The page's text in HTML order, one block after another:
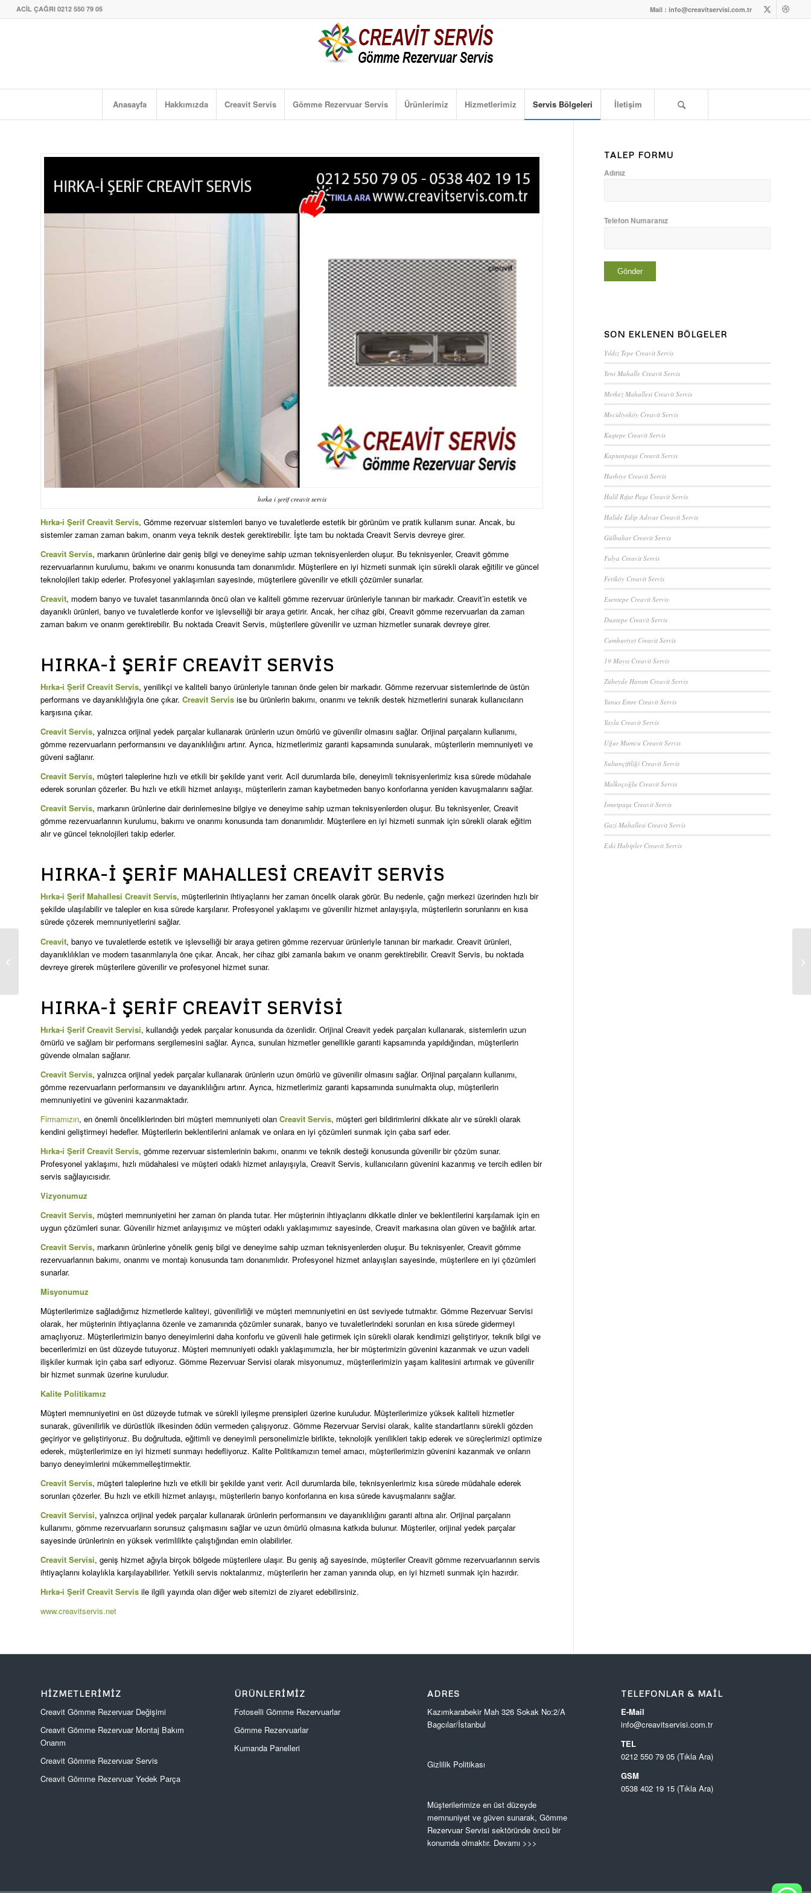
Mail : info@creavitservisi.com.tr
ACİL ÇAĞRI 0212 550 79 05
Anasayfa Hakkımızda Creavit Servis Gömme Rezervuar Servis Ürünlerimiz Hizmetlerimiz Servis Bölgeleri İletişim
hırka i şerif creavit servis
Hırka-i Şerif Creavit Servis, Gömme rezervuar sistemleri banyo ve tuvaletlerde estetik bir görünüm ve pratik kullanım sunar. Ancak, bu
sistemler zaman zaman bakım, onarım veya teknik destek gerektirebilir. İşte tam bu noktada Creavit Servis devreye girer.
Creavit Servis, markanın ürünlerine dair geniş bilgi ve deneyime sahip uzman teknisyenlerden oluşur. Bu teknisyenler, Creavit gömme
rezervuarlarının kurulumu, bakımı ve onarımı konusunda tam donanımlıdır. Müşterilere en iyi hizmeti sunmak için sürekli olarak eğitilir ve güncel
teknolojileri takip ederler. Profesyonel yaklaşımları sayesinde, müşterilere güvenilir ve etkili çözümler sunarlar.
Creavit, modern banyo ve tuvalet tasarımlarında öncü olan ve kaliteli gömme rezervuar ürünleriyle tanınan bir markadır. Creavit’in estetik ve
dayanıklı ürünleri, banyo ve tuvaletlerde konfor ve işlevselliği bir araya getirir. Ancak, her cihaz gibi, Creavit gömme rezervuarları da zaman
zaman bakım ve onarım gerektirebilir. Bu noktada Creavit Servis, müşterilere güvenilir ve uzman hizmetler sunarak devreye girer.
HIRKA-I ŞERIF CREAVIT SERVIS
Hırka-i Şerif Creavit Servis, yenilikçi ve kaliteli banyo ürünleriyle tanınan önde gelen bir markadır. Gömme rezervuar sistemlerinde de üstün
performans ve dayanıklılığıyla öne çıkar. Creavit Servis ise bu ürünlerin bakımı, onarımı ve teknik destek hizmetlerini sunarak kullanıcıların
karşısına çıkar.
Creavit Servis, yalnızca orijinal yedek parçalar kullanarak ürünlerin uzun ömürlü ve güvenilir olmasını sağlar. Orijinal parçaların kullanımı,
gömme rezervuarların performansını ve dayanıklılığını artırır. Ayrıca, hizmetlerimiz garanti kapsamında sunularak, müşterilerin memnuniyeti ve
güveni sağlanır.
Creavit Servis, müşteri taleplerine hızlı ve etkili bir şekilde yanıt verir. Acil durumlarda bile, deneyimli teknisyenlerimiz kısa sürede müdahale
ederek sorunları çözerler. Bu hızlı ve etkili hizmet anlayışı, müşterilerin zaman kaybetmeden banyo konforlarına yeniden kavuşmalarını sağlar.
Creavit Servis, markanın ürünlerine dair derinlemesine bilgiye ve deneyime sahip uzman teknisyenlerden oluşur. Bu teknisyenler, Creavit
gömme rezervuarlarının kurulumu, bakımı ve onarımı konusunda tam donanımlıdır. Müşterilere en iyi hizmeti sunmak için sürekli olarak eğitim
alır ve güncel teknolojileri takip ederler.
HIRKA-I ŞERIF MAHALLESI CREAVIT SERVIS
Hırka-i Şerif Mahallesi Creavit Servis, müşterilerinin ihtiyaçlarını her zaman öncelik olarak görür. Bu nedenle, çağrı merkezi üzerinden hızlı bir
şekilde ulaşılabilir ve talepler en kısa sürede karşılanır. Profesyonel yaklaşımı ve güvenilir hizmet anlayışıyla, müşterilerin sorunlarını en kısa
sürede çözerek memnuniyetlerini sağlar.
Creavit, banyo ve tuvaletlerde estetik ve işlevselliği bir araya getiren gömme rezervuar ürünleriyle tanınan bir markadır. Creavit ürünleri,
dayanıklılıkları ve modern tasarımlarıyla öne çıkar. Ancak, her cihaz gibi zamanla bakım ve onarım gerektirebilir. Creavit Servis, bu noktada
devreye girerek müşterilere güvenilir ve profesyonel hizmet sunar.
HIRKA-I ŞERIF CREAVIT SERVISI
Hırka-i Şerif Creavit Servisi, kullandığı yedek parçalar konusunda da özenlidir. Orijinal Creavit yedek parçaları kullanarak, sistemlerin uzun
ömürlü ve sağlam bir performans sergilemesini sağlar. Ayrıca, sunulan hizmetler genellikle garanti kapsamında yapıldığından, müşterilerin
güvende olmaları sağlanır.
Creavit Servis, yalnızca orijinal yedek parçalar kullanarak ürünlerin uzun ömürlü ve güvenilir olmasını sağlar. Orijinal parçaların kullanımı,
gömme rezervuarların performansını ve dayanıklılığını artırır. Ayrıca, hizmetlerimiz garanti kapsamında sunulmakta olup, müşterilerin
memnuniyetini ve güvenini kazanmaktadır.
Firmamızın, en önemli önceliklerinden biri müşteri memnuniyeti olan Creavit Servis, müşteri geri bildirimlerini dikkate alır ve sürekli olarak
kendini geliştirmeyi hedefler. Müşterilerin beklentilerini anlamak ve onlara en iyi çözümleri sunmak için çaba sarf eder.
Hırka-i Şerif Creavit Servis, gömme rezervuar sistemlerinin bakımı, onarımı ve teknik desteği konusunda güvenilir bir çözüm sunar.
Profesyonel yaklaşımı, hızlı müdahalesi ve müşteri odaklı hizmet anlayışıyla, Creavit Servis, kullanıcıların güvenini kazanmış ve tercih edilen bir
servis sağlayıcısıdır.
Vizyonumuz
Creavit Servis, müşteri memnuniyetini her zaman ön planda tutar. Her müşterinin ihtiyaçlarını dikkatle dinler ve beklentilerini karşılamak için en
uygun çözümleri sunar. Güvenilir hizmet anlayışımız ve müşteri odaklı yaklaşımımız sayesinde, Creavit markasına olan güven ve bağlılık artar.
Creavit Servis, markanın ürünlerine yönelik geniş bilgi ve deneyime sahip uzman teknisyenlerden oluşur. Bu teknisyenler, Creavit gömme
rezervuarlarının bakımı, onarımı ve montajı konusunda tam donanımlıdır. Profesyonel hizmet anlayışları sayesinde, müşterilere en iyi çözümleri
sunarlar.
Misyonumuz
Müşterilerimize sağladığımız hizmetlerde kaliteyi, güvenilirliği ve müşteri memnuniyetini en üst seviyede tutmaktır. Gömme Rezervuar Servisi
olarak, her müşterinin ihtiyaçlarına özenle ve zamanında çözümler sunarak, banyo ve tuvaletlerindeki sorunları en kısa sürede gidermeyi
amaçlıyoruz. Müşterilerimizin banyo deneyimlerini daha konforlu ve güvenli hale getirmek için sürekli olarak kendimizi geliştiriyor, teknik bilgi ve
becerilerimizi en üst düzeyde tutuyoruz. Müşteri memnuniyeti odaklı yaklaşımımızla, her bir müşterimizin güvenini kazanmak ve uzun vadeli
ilişkiler kurmak için çaba sarf ediyoruz. Gömme Rezervuar Servisi olarak misyonumuz, müşterilerimizin yaşam kalitesini artırmak ve güvenilir
bir hizmet sunmak üzerine kuruludur.
Kalite Politikamız
Müşteri memnuniyetini en üst düzeyde tutmak ve sürekli iyileşme prensipleri üzerine kuruludur. Müşterilerimize yüksek kaliteli hizmetler
sunarak, güvenilirlik ve dürüstlük ilkesinden ödün vermeden çalışıyoruz. Gömme Rezervuar Servisi olarak, kalite standartlarını sürekli gözden
geçiriyor ve geliştiriyoruz. Bu doğrultuda, eğitimli ve deneyimli personelimizle birlikte, teknolojik yenilikleri takip ederek ve süreçlerimizi optimize
ederek, müşterilerimize en iyi hizmeti sunmayı hedefliyoruz. Kalite Politikamızın temel amacı, müşterilerimizin güvenini kazanmak ve onların
banyo deneyimlerini mükemmelleştirmektir.
Creavit Servis, müşteri taleplerine hızlı ve etkili bir şekilde yanıt verir. Acil durumlarda bile, teknisyenlerimiz kısa sürede müdahale ederek
sorunları çözerler. Bu hızlı ve etkili hizmet anlayışı, müşterilerin banyo konforlarına en kısa sürede kavuşmalarını sağlar.
Creavit Servisi, yalnızca orijinal yedek parçalar kullanarak ürünlerin performansını ve dayanıklılığını garanti altına alır. Orijinal parçaların
kullanımı, gömme rezervuarların sorunsuz çalışmasını sağlar ve uzun ömürlü olmasına katkıda bulunur. Müşteriler, orijinal yedek parçalar
sayesinde ürünlerinin en yüksek verimlilikte çalıştığından emin olabilirler.
Creavit Servisi, geniş hizmet ağıyla birçok bölgede müşterilere ulaşır. Bu geniş ağ sayesinde, müşteriler Creavit gömme rezervuarlarının servis
ihtiyaçlarını kolaylıkla karşılayabilirler. Yetkili servis noktalarımız, müşterilerin her zaman yanında olup, en iyi hizmeti sunmak için hazırdır.
Hırka-i Şerif Creavit Servis ile ilgili yayında olan diğer web sitemizi de ziyaret edebilirsiniz.
www.creavitservis.net
TALEP FORMU
Adınız
Telefon Numaranız
SON EKLENEN BÖLGELER
Yıldız Tepe Creavit Servis
Yeni Mahalle Creavit Servis
Merkez Mahallesi Creavit Servis
Mecidiyeköy Creavit Servis
Kuştepe Creavit Servis
Kaptanpaşa Creavit Servis
Harbiye Creavit Servis
Halil Rıfat Paşa Creavit Servis
Halide Edip Adıvar Creavit Servis
Gülbahar Creavit Servis
Fulya Creavit Servis
Feriköy Creavit Servis
Esentepe Creavit Servis
Duatepe Creavit Servis
Cumhuriyet Creavit Servis
19 Mayıs Creavit Servis
Zübeyde Hanım Creavit Servis
Yunus Emre Creavit Servis
Yayla Creavit Servis
Uğur Mumcu Creavit Servis
Sultançiftliği Creavit Servis
Malkoçoğlu Creavit Servis
İsmetpaşa Creavit Servis
Gazi Mahallesi Creavit Servis
Eski Habipler Creavit Servis
HIZMETLERIMIZ
Creavit Gömme Rezervuar Değişimi
Creavit Gömme Rezervuar Montaj Bakım
Onarım
Creavit Gömme Rezervuar Servis
Creavit Gömme Rezervuar Yedek Parça
ÜRÜNLERIMIZ
Fotoselli Gömme Rezervuarlar
Gömme Rezervuarlar
Kumanda Panelleri
ADRES
Kazımkarabekir Mah 326 Sokak No:2/A
Bagcılar/İstanbul
Gizlilik Politikası
Müşterilerimize en üst düzeyde
memnuniyet ve güven sunarak, Gömme
Rezervuar Servisi sektöründe öncü bir
konumda olmaktır. Devamı >>>
TELEFONLAR & MAIL
E-Mail
info@creavitservisi.com.tr
TEL
0212 550 79 05 (Tıkla Ara)
GSM
0538 402 19 15 (Tıkla Ara)
Cerrahpaşa Creavit
Servis